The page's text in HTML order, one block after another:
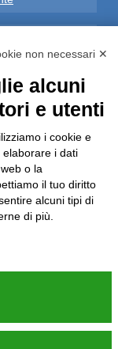
non necessari ✕
alcuni
e utenti
i cookie e
i dati
o la
il tuo diritto
alcuni tipi di
di più.